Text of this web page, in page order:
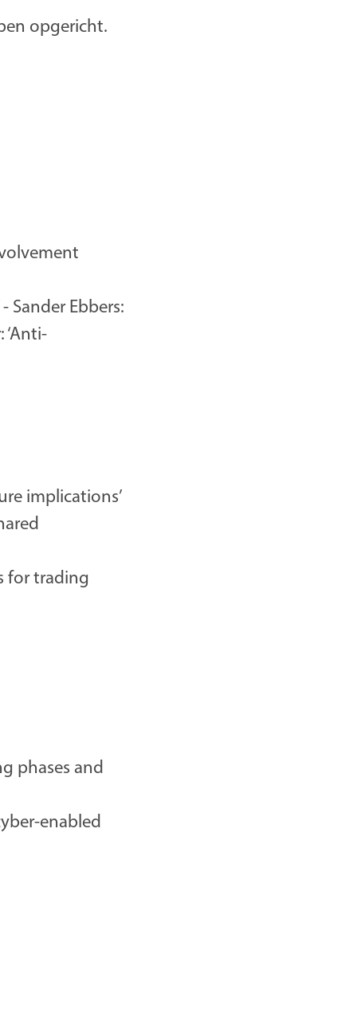
opgericht.
Sander Ebbers:
implications’
for trading
phases and
enabled